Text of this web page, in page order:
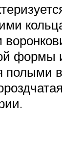
формы
полыми